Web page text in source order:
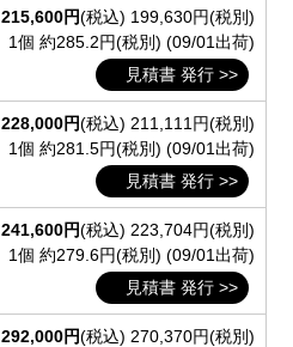
215,600円(税込) 199,630円(税別)
1個 約285.2円(税別) (09/01出荷)
見積書 発行 >>
228,000円(税込) 211,111円(税別)
1個 約281.5円(税別) (09/01出荷)
見積書 発行 >>
241,600円(税込) 223,704円(税別)
1個 約279.6円(税別) (09/01出荷)
見積書 発行 >>
292,000円(税込) 270,370円(税別)